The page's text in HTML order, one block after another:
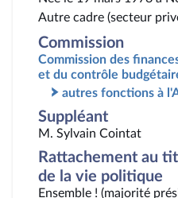
Autre cadre (secteur
Commission
Commission des
et du contrôle
autres fonctions à
Suppléant
M. Sylvain Cointat
Rattachement au
de la vie politique
Ensemble ! (majorité